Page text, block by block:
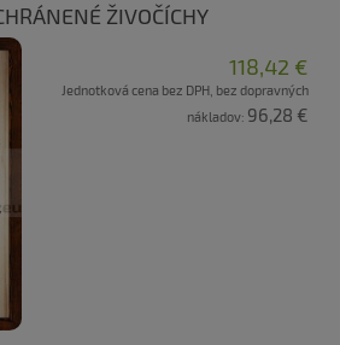
ŽIVOČÍCHY
118,42 €
Jednotková cena bez DPH, bez dopravných
nákladov: 96,28 €